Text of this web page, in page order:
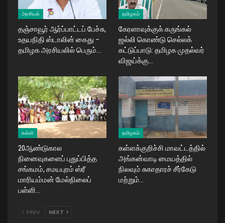
அரசியல்
தஞ்சாவூர் ஆர்ப்பாட்டப் பேச்சு,
உதயநிதி ஸ்டாலின் கைது –
தமிழக அரசியலில் பெரும்…
தமிழகம்
கேரளாவுக்குக் கருங்கல்
ஜல்லி கொண்டு செல்லக்
கட்டுப்பாடு: தமிழக முதல்வர்
விஜய்க்கு…
கல்வி
20ஆண்டுகால
நினைவுகளைப் புதுப்பித்த
சங்கமம், சமயபுரம் ஸ்ரீ
மாரியம்மன் மேல்நிலைப்
பள்ளி…
தமிழகம்
கள்ளக்குறிச்சி மாவட்டத்தில்
அங்கன்வாடி மையத்தில்
நிலவும் சுகாதாரச் சீர்கேடு
மற்றும்…
PREV NEXT